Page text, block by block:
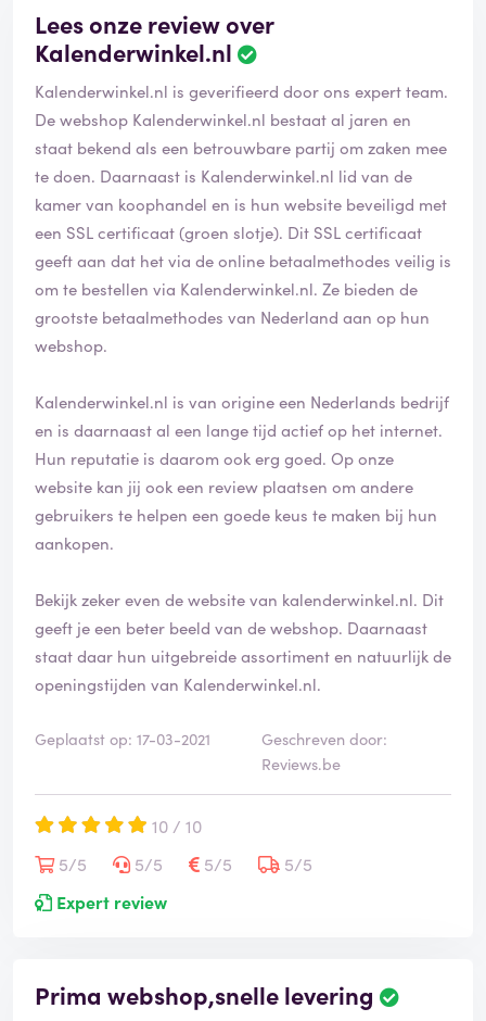
Lees onze review over
Kalenderwinkel.nl
Kalenderwinkel.nl is geverifieerd door ons expert team.
De webshop Kalenderwinkel.nl bestaat al jaren en
staat bekend als een betrouwbare partij om zaken mee
te doen. Daarnaast is Kalenderwinkel.nl lid van de
kamer van koophandel en is hun website beveiligd met
een SSL certificaat (groen slotje). Dit SSL certificaat
geeft aan dat het via de online betaalmethodes veilig is
om te bestellen via Kalenderwinkel.nl. Ze bieden de
grootste betaalmethodes van Nederland aan op hun
webshop.
Kalenderwinkel.nl is van origine een Nederlands bedrijf
en is daarnaast al een lange tijd actief op het internet.
Hun reputatie is daarom ook erg goed. Op onze
website kan jij ook een review plaatsen om andere
gebruikers te helpen een goede keus te maken bij hun
aankopen.
Bekijk zeker even de website van kalenderwinkel.nl. Dit
geeft je een beter beeld van de webshop. Daarnaast
staat daar hun uitgebreide assortiment en natuurlijk de
openingstijden van Kalenderwinkel.nl.
Geplaatst op: 17-03-2021
Geschreven door:
Reviews.be
10 / 10
5/5
5/5 5/5
5/5
Expert review
Prima webshop,snelle levering